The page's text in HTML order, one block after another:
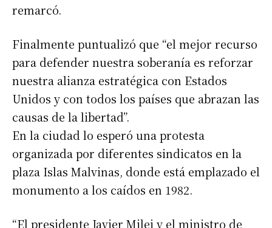
remarcó.
Finalmente puntualizó que “el mejor recurso
para defender nuestra soberanía es reforzar
nuestra alianza estratégica con Estados
Unidos y con todos los países que abrazan las
causas de la libertad”.
En la ciudad lo esperó una protesta
organizada por diferentes sindicatos en la
plaza Islas Malvinas, donde está emplazado el
monumento a los caídos en 1982.
“El presidente Javier Milei y el ministro de